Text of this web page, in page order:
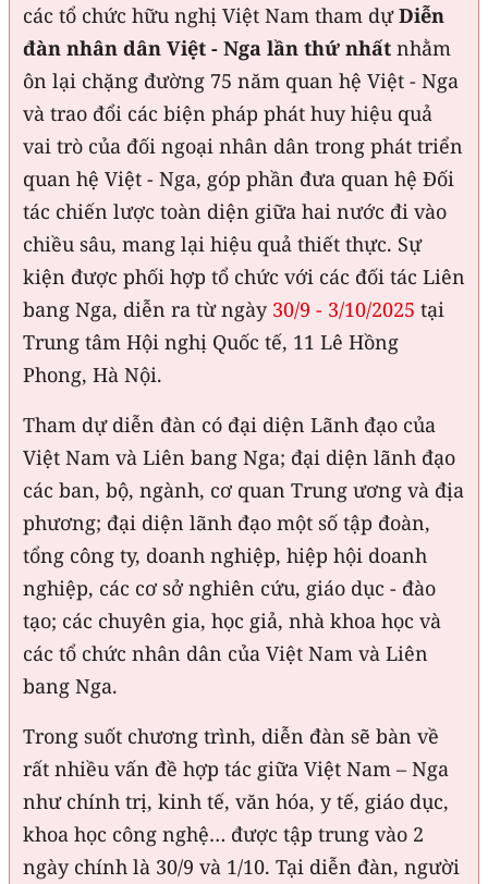
các tổ chức hữu nghị Việt Nam tham dựDiễn
đàn nhân dân Việt - Nga lần thứ nhất nhằm
ôn lại chặng đường 75 năm quan hệ Việt - Nga
và trao đổi các biện pháp phát huy hiệu quả
vai trò của đối ngoại nhân dân trong phát triển
quan hệ Việt - Nga, góp phần đưa quan hệ Đối
tác chiến lược toàn diện giữa hai nước đi vào
chiều sâu, mang lại hiệu quả thiết thực. Sự
kiện được phối hợp tổ chức với các đối tác Liên
bang Nga, diễn ra từ ngày 30/9 - 3/10/2025 tại
Trung tâm Hội nghị Quốc tế, 11 Lê Hồng
Phong, Hà Nội.
Tham dự diễn đàn có đại diện Lãnh đạo của
Việt Nam và Liên bang Nga; đại diện lãnh đạo
các ban, bộ, ngành, cơ quan Trung ương và địa
phương; đại diện lãnh đạo một số tập đoàn,
tổng công ty, doanh nghiệp, hiệp hội doanh
nghiệp, các cơ sở nghiên cứu, giáo dục - đào
tạo; các chuyên gia, học giả, nhà khoa học và
các tổ chức nhân dân của Việt Nam và Liên
bang Nga.
Trong suốt chương trình, diễn đàn sẽ bàn về
rất nhiều vấn đề hợp tác giữa Việt Nam – Nga
như chính trị, kinh tế, văn hóa, y tế, giáo dục,
khoa học công nghệ… được tập trung vào 2
ngày chính là 30/9 và 1/10. Tại diễn đàn, người